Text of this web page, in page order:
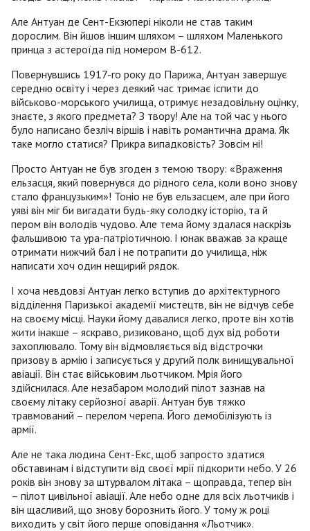
Але Антуан де Сент-Екзюпері ніколи не став таким
дорослим. Він йшов іншим шляхом – шляхом Маленького
принца з астероїда під номером В-612.
Повернувшись 1917-го року до Парижа, Антуан завершує
середню освіту і через деякий час тримає іспити до
військово-морського училища, отримує незадовільну оцінку,
знаєте, з якого предмета? З твору! Але на той час у нього
було написано безліч віршів і навіть романтична драма. Як
таке могло статися? Прикра випадковість? Зовсім ні!
Просто Антуан не був згоден з темою твору: «Враження
ельзасця, який повернувся до рідного села, коли воно знову
стало французьким»! Тоніо не був ельзасцем, але при його
уяві він міг би вигадати будь-яку солодку історію, та й
пером він володів чудово. Але тема йому здалася наскрізь
фальшивою та ура-патріотичною. І юнак вважав за краще
отримати нижчий бал і не потрапити до училища, ніж
написати хоч один нещирий рядок.
І хоча невдовзі Антуан легко вступив до архітектурного
відділення Паризької академії мистецтв, він не відчув себе
на своєму місці. Науки йому давалися легко, проте він хотів
жити інакше – яскраво, ризиковано, щоб дух від роботи
захоплювало. Тому він відмовляється від відстрочки
призову в армію і записується у другий полк винищувальної
авіації. Він стає військовим льотчиком. Мрія його
здійснилася. Але незабаром молодий пілот зазнав на
своєму літаку серйозної аварії. Антуан був тяжко
травмований – перелом черепа. Його демобілізують із
армії.
Але не така людина Сент-Екс, щоб запросто здатися
обставинам і відступити від своєї мрії підкорити небо. У 26
років він знову за штурвалом літака – щоправда, тепер він
– пілот цивільної авіації. Але небо одне для всіх льотчиків і
він щасливий, що знову борознить його. У тому ж році
виходить у світ його перше оповідання «Льотчик».